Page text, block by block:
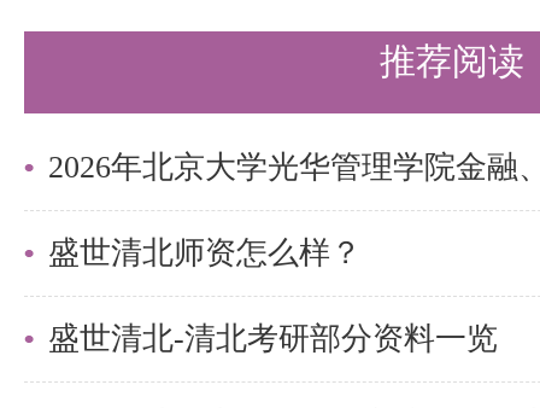
推荐阅读
盛世清北师资怎么样？
盛世清北-清北考研部分资料一览